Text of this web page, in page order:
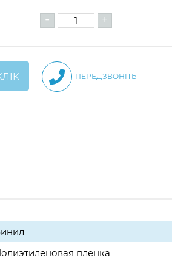
- +
ПЕРЕДЗВОНІТЬ
пленка